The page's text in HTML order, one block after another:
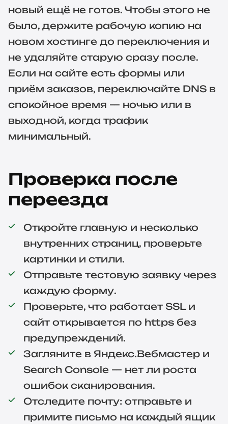
новый ещё не готов. Чтобы этого не
было, держите рабочую копию на
новом хостинге до переключения и
не удаляйте старую сразу после.
Если на сайте есть формы или
приём заказов, переключайте DNS в
спокойное время — ночью или в
выходной, когда трафик
минимальный.
Проверка после
переезда
Откройте главную и несколько
внутренних страниц, проверьте
картинки и стили.
Отправьте тестовую заявку через
каждую форму.
Проверьте, что работает SSL и
сайт открывается по https без
предупреждений.
Загляните в Яндекс.Вебмастер и
Search Console — нет ли роста
ошибок сканирования.
Отследите почту: отправьте и
примите письмо на каждый ящик